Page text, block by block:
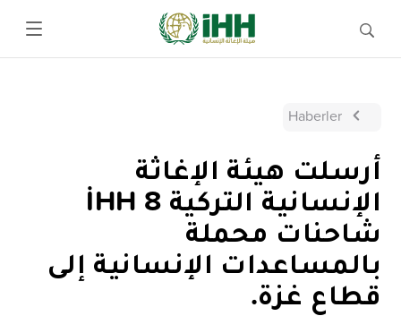
Haberler
أرسلت هيئة الإغاثة
الإنسانية التركية İHH 8
شاحنات محملة
بالمساعدات الإنسانية إلى
قطاع غزة.